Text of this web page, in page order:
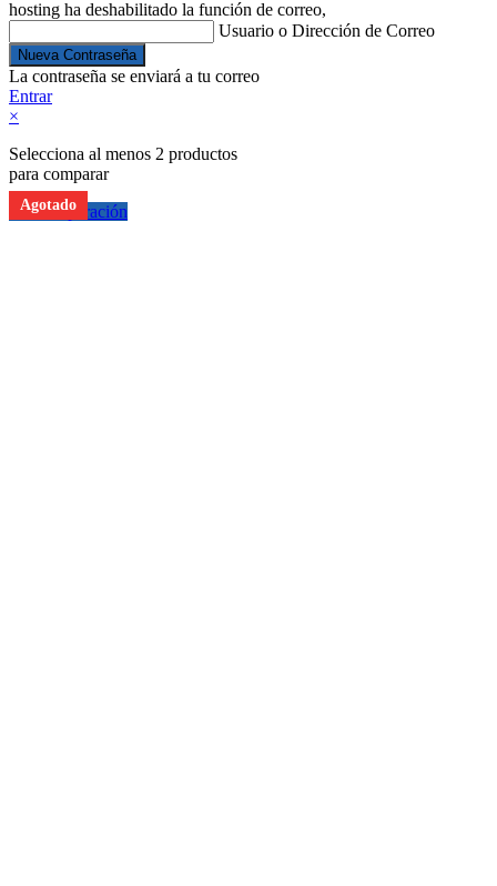
Agotado
hosting ha deshabilitado la función de correo,
Usuario o Dirección de Correo
La contraseña se enviará a tu correo
Entrar
×
Selecciona al menos 2 productos
para comparar
Ver comparación